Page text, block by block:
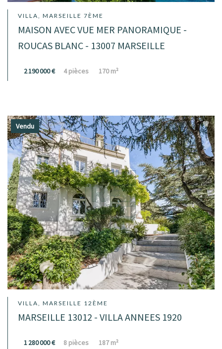
VILLA, MARSEILLE 7ÈME
MAISON AVEC VUE MER PANORAMIQUE -
ROUCAS BLANC - 13007 MARSEILLE
2 190 000 € 4 pièces 170 m²
VILLA, MARSEILLE 12ÈME
MARSEILLE 13012 - VILLA ANNEES 1920
1 280 000 € 8 pièces 187 m²
Vendu